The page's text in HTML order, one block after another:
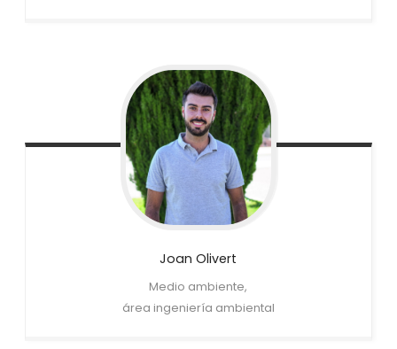
Joan Olivert
Medio ambiente,
área ingeniería ambiental